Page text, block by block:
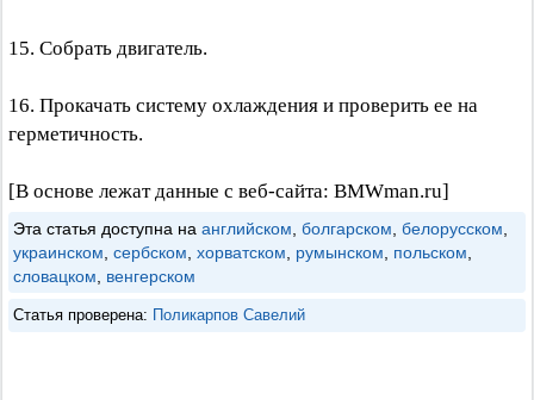
15. Собрать двигатель.
16. Прокачать систему охлаждения и проверить ее на
герметичность.
[В основе лежат данные с веб-сайта: BMWman.ru]
Эта статья доступна на английском болгарском белорусском
украинском сербском хорватском румынском польском
словацком
венгерском
Статья проверена: Поликарпов Савелий